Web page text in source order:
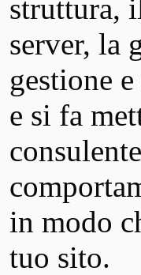
struttura,
server, la
gestione
e si fa
in modo
tuo sito.